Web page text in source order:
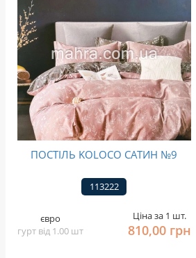
ПОСТІЛЬ KOLOCO САТИН №9
113222
євро
гурт від 1.00 шт
Ціна за 1 шт.
810,00 грн